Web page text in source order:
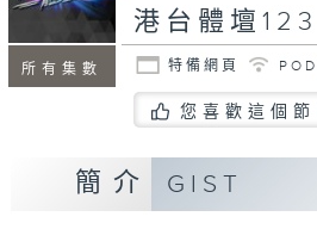
所有集數
港台體壇123
特備網頁
您喜歡這個
簡介 GIST